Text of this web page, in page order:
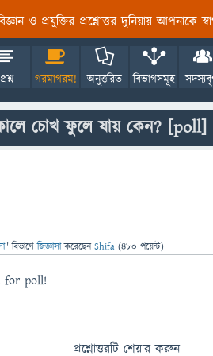
ও প্রযুক্তির প্রশ্নোত্তর দুনিয়ায় আপনাকে
প্রশ্ন গরমাগরম! অনুত্তরিত বিভাগসমূহ
চোখ ফুলে যায় কেন? [poll]
" বিভাগে জিজ্ঞাসাকরেছেনShifa (480 পয়েন্ট)
for poll!
প্রশ্নোত্তরটি শেয়ার করুন